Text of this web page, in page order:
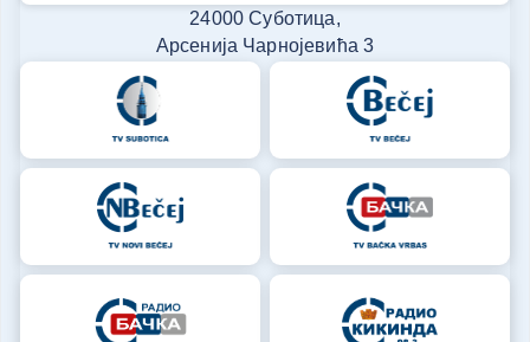
24000 Суботица,
Арсенија Чарнојевића 3